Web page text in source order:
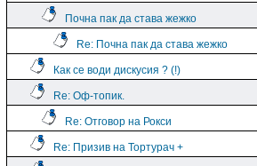
Почна пак да става жежко
Re: Почна пак да става жежко
Как се води дискусия ? (!)
Re: Оф-топик.
Re: Отговор на Рокси
Re: Призив на Тортурач +